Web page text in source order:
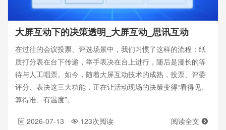
大屏互动下的决策透明_大屏互动_思讯互动
在过往的会议投票、评选场景中，我们习惯了这样的流程：纸
质打分表在台下传递，举手表决在台上进行，随后是漫长的等
待与人工唱票。如今，随着大屏互动技术的成熟，投票、评委
评分、表决这三大功能，正在让活动现场的决策变得“看得见、
算得准、有温度”。
2026-07-13 123次阅读 阅读全文